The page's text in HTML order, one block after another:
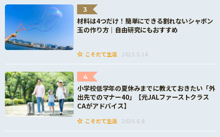
3
材料は4つだけ！簡単にできる割れないシャボン
玉の作り方｜自由研究にもおすすめ
こそだて生活 2023.5.14
4
小学校低学年の夏休みまでに教えておきたい「外
出先でのマナー40」【元JALファーストクラス
CAがアドバイス】
こそだて生活 2026.6.8